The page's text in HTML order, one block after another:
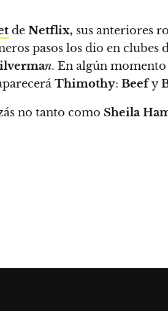
de Netflix, sus anteriores
pasos los dio en clubes
n. En algún
Thimothy: Beefy
no tanto como Sheila